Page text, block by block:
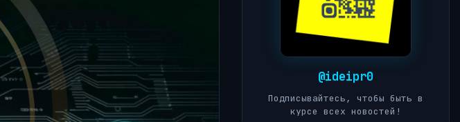
@ideipr0
Подписывайтесь, чтобы быть в
курсе всех новостей!